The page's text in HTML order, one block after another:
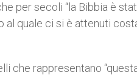
per secoli “la Bibbia è
quale ci si è attenuti
che rappresentano